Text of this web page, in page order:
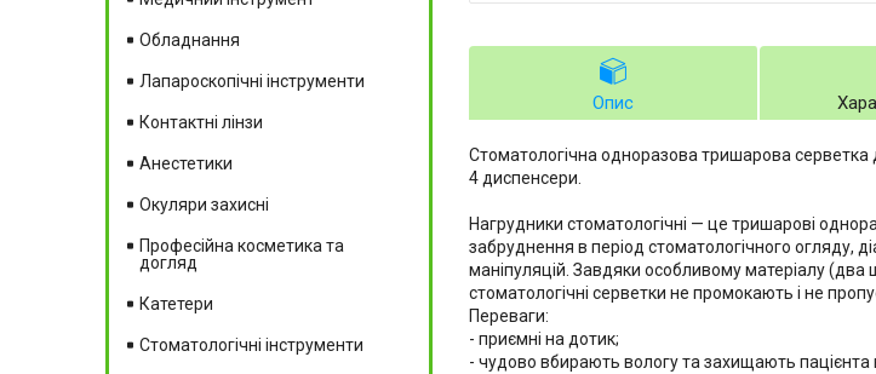
Опис
Стоматологічна одноразова тришарова
4 диспенсери.
Нагрудники стоматологічні — це тришарові
забруднення в період стоматологічного огляду,
маніпуляцій. Завдяки особливому матеріалу
стоматологічні серветки не промокають і не
Переваги:
- приємні на дотик;
- чудово вбирають вологу та захищають пацієнта
Обладнання
Лапароскопічні інструменти
Контактні лінзи
Анестетики
Окуляри захисні
Професійна косметика та
догляд
Катетери
Стоматологічні інструменти